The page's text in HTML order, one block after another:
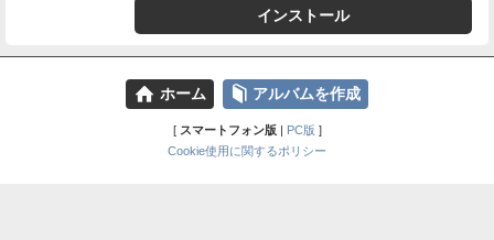
インストール
⌂ ホーム 📕 アルバムを作成
[ スマートフォン版| PC版 ]
Cookie使用に関するポリシー